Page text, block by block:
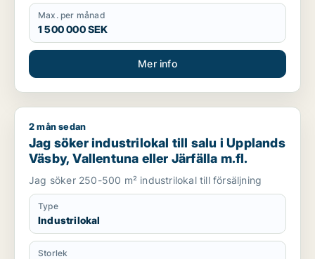
Max. per månad
1 500 000 SEK
Mer info
Jag söker industrilokal till salu i Upplands Väsby, Vallentuna
2 mån sedan
Jag söker industrilokal till salu i Upplands
Väsby, Vallentuna eller Järfälla m.fl.
Jag söker 250-500 m² industrilokal till försäljning
Type
Industrilokal
Storlek